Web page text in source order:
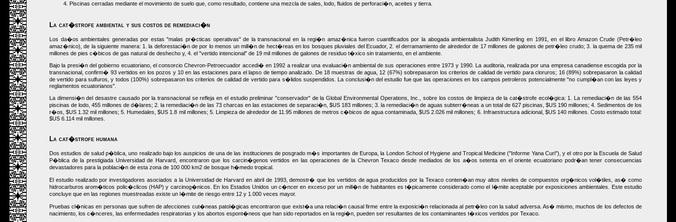
Piscinas cerradas mediante el movimiento de suelo que, como resultado, contiene una mezcla de sales, lodo, fluidos de perforaci�n, aceites y tierra.
La cat�strofe ambiental y sus costos de remediaci�n
Los da�os ambientales generadas por estas "malas pr�cticas operativas" de la transnacional en la regi�n amaz�nica fueron cuantificados por la abogada ambientalista Judith Kimerling en 1991, en el libro Amazon Crude (Petr�leo
amaz�nico), de la siguiente manera: 1. la deforestaci�n de por lo menos un mill�n de hect�reas en los bosques pluviales del Ecuador, 2. el derramamiento de alrededor de 17 millones de galones de petr�leo crudo; 3. la quema de 235 mil
millones de pies c�bicos de gas natural de deshecho y, 4. el "vertido intencional" de 19 mil millones de galones de residuo t�xico sin tratamiento, en el ambiente.
Bajo la presi�n del gobierno ecuatoriano, el consorcio Chevron-Petroecuador accedi� en 1992 a realizar una evaluaci�n ambiental de sus operaciones entre 1973 y 1990. La auditoria, realizada por una empresa canadiense escogida por la
transnacional, confirm� 93 vertidos en los pozos y 10 en las estaciones para el lapso de tiempo analizado. De 18 muestras de agua, 12 (67%) sobrepasaron los criterios de calidad de vertido para cloruros; 16 (89%) sobrepasaron la calidad
de vertido para sulfuros, y todos (100%) sobrepasaron los criterios de calidad de vertido para s�lidos suspendidos. La conclusi�n del estudio fue que las operaciones en los campos petroleros potencialmente "no cumpl�an con las leyes y
reglamentos ecuatorianos".
La dimensi�n del desastre causado por la transnacional se refleja en el estudio preliminar "conservador" de la Global Environmental Operations, Inc., sobre los costos de limpieza de la cat�strofe ecol�gica: 1. La remediaci�n de las 554
piscinas de lodo, 455 millones de d�lares; 2. la remediaci�n de las 73 charcas en las estaciones de separaci�n, $US 183 millones; 3. la remediaci�n de aguas subterr�neas a un total de 627 piscinas, $US 190 millones; 4. Sedimentos de los
r�os, $US 1.32 mil millones; 5. Humedales, $US 1.8 mil millones; 5. Limpieza de alrededor de 11.95 millones de metros c�bicos de agua contaminada, $US 2.026 mil millones; 6. Infraestructura adicional, $US 140 millones. Costo estimado total:
$US 6.114 mil millones.
La cat�strofe humana
Dos estudios de salud p�blica, uno realizado bajo los auspicios de una de las instituciones de posgrado m�s importantes de Europa, la London School of Hygiene and Tropical Medicine ("Informe Yana Curi"), y el otro por la Escuela de Salud
P�blica de la prestigiada Universidad de Harvard, encontraron que los carcin�genos vertidos en las operaciones de la Chevron Texaco desde mediados de los a�os setenta en el oriente ecuatoriano podr�an tener consecuencias
devastadores para la poblaci�n de esta zona de 100 000 km2 de bosque h�medo tropical.
El estudio realizado por investigadores asociados a la Universidad de Harvard en abril de 1993, demostr� que los vertidos de agua producidos por la Texaco conten�an muy altos niveles de compuestos org�nicos vol�tiles, as� como
hidrocarburos arom�ticos polic�clicos (HAP) y carcinog�nicos. En los Estados Unidos un c�ncer en exceso por un mill�n de habitantes es t�picamente considerado como el l�mite aceptable por exposiciones ambientales. Este estudio
concluye que en las regiones muestreadas existe un l�mite de riesgo entre 12 y 1.000 veces mayor.
Pruebas cl�nicas en personas que sufren de afecciones cut�neas patol�gicas encontraron que exist�a una relaci�n causal firme entre la exposici�n relacionada al petr�leo con la salud adversa. As� mismo, muchos de los defectos de
nacimiento, los c�nceres, las enfermedades respiratorias y los abortos espont�neos que han sido reportados en la regi�n, pueden ser resultantes de los contaminantes t�xicos vertidos por Texaco.